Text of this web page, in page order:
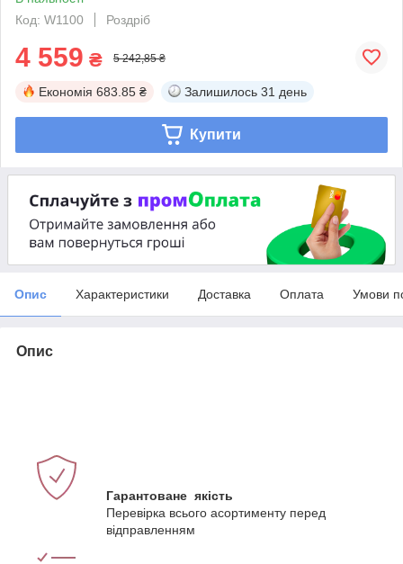
Код: W1100
Роздріб
4 559 ₴ 5 242,85 ₴
Економія 683.85 ₴ Залишилось 31 день
Купити
Опис Характеристики Доставка Оплата Умови
Опис
Гарантоване якість
Перевірка всього асортименту перед
відправленням